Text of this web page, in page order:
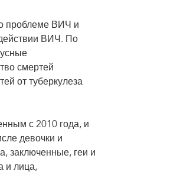
проблеме ВИЧ и
ВИЧ. По
смертей
от туберкулеза
с 2010 года, и
девочки и
заключенные, геи и
и лица,